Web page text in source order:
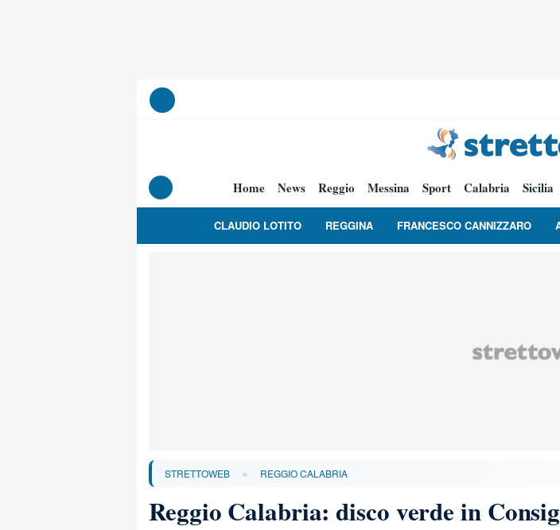
Home News Reggio Messina Sport Calabria Sicilia
CLAUDIO LOTITO REGGINA FRANCESCO CANNIZZARO
STRETTOWEB » REGGIO CALABRIA
Reggio Calabria: disco verde in